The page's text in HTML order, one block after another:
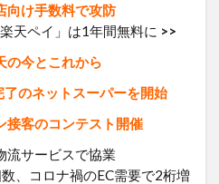
向け手数料で攻防
天ペイ」は1年間無料に >>
の今とこれから
のネットスーパーを開始
接客のコンテスト開催
流サービスで協業
、コロナ禍のEC需要で2桁増